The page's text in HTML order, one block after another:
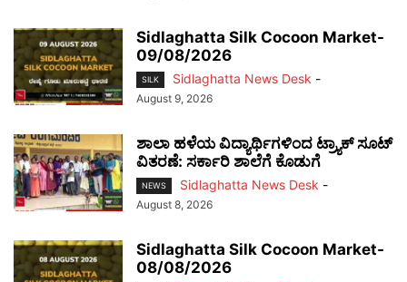
Sidlaghatta Silk Cocoon Market-
09/08/2026
SILK Sidlaghatta News Desk -
August 9, 2026
ಶಾಲಾ ಹಳೆಯ ವಿದ್ಯಾರ್ಥಿಗಳಿಂದ ಟ್ರ್ಯಾಕ್‌ ಸೂಟ್
ವಿತರಣೆ: ಸರ್ಕಾರಿ ಶಾಲೆಗೆ ಕೊಡುಗೆ
NEWS Sidlaghatta News Desk -
August 8, 2026
Sidlaghatta Silk Cocoon Market-
08/08/2026